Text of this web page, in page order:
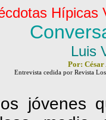
Hípicas
Luis
Por:
Entrevista cedida por Revista
jóvenes